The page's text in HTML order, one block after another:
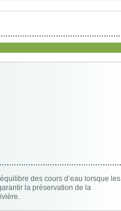
des cours d’eau lorsque les
la préservation de la